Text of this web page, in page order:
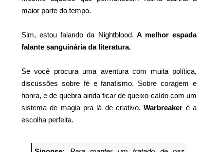
maior parte do tempo.
Sim, estou falando da Nightblood. A melhor espada
falante sanguinária da literatura.
Se você procura uma aventura com muita política,
discussões sobre fé e fanatismo. Sobre coragem e
honra, e de quebra ainda ficar de queixo caído com um
sistema de magia pra lá de criativo,Warbreaker é a
escolha perfeita.